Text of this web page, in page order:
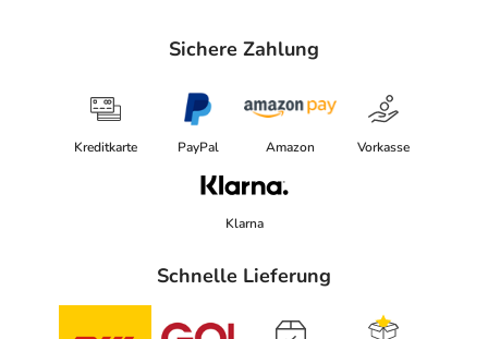
Sichere Zahlung
Kreditkarte PayPal Amazon Vorkasse
Klarna
Schnelle Lieferung